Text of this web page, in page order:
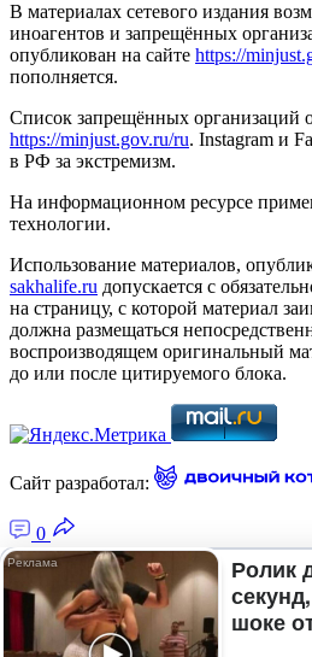
В материалах сетевого издания
иноагентов и запрещённых
опубликован на сайте https://
пополняется.
Список запрещённых организаций
https://minjust.gov.ru/ru. Instagram и
в РФ за экстремизм.
На информационном ресурсе
технологии.
Использование материалов,
sakhalife.ru допускается с
на страницу, с которой материал
должна размещаться
воспроизводящем оригинальный
до или после цитируемого блока.
Сайт разработал:
0
Главная — Новости Якутии
Лента новостей
Ролик
шоке